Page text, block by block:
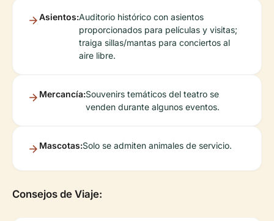
Asientos:Auditorio histórico con asientos
proporcionados para películas y visitas;
traiga sillas/mantas para conciertos al
aire libre.
Mercancía:Souvenirs temáticos del teatro se
venden durante algunos eventos.
Mascotas:Solo se admiten animales de servicio.
Consejos de Viaje: